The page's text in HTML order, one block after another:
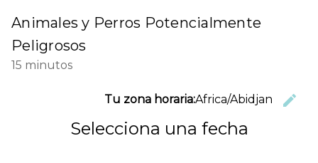
Animales y Perros Potencialmente
Peligrosos
15 minutos
Tu zona horaria:Africa/Abidjan edit
Selecciona una fecha